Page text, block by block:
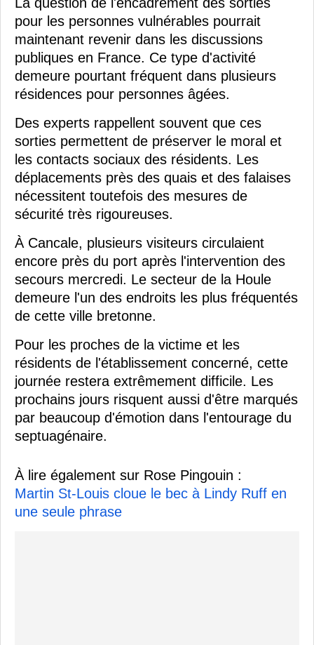
pour les personnes vulnérables pourrait
maintenant revenir dans les discussions
publiques en France. Ce type d'activité
demeure pourtant fréquent dans plusieurs
résidences pour personnes âgées.
Des experts rappellent souvent que ces
sorties permettent de préserver le moral et
les contacts sociaux des résidents. Les
déplacements près des quais et des falaises
nécessitent toutefois des mesures de
sécurité très rigoureuses.
À Cancale, plusieurs visiteurs circulaient
encore près du port après l'intervention des
secours mercredi. Le secteur de la Houle
demeure l'un des endroits les plus fréquentés
de cette ville bretonne.
Pour les proches de la victime et les
résidents de l'établissement concerné, cette
journée restera extrêmement difficile. Les
prochains jours risquent aussi d'être marqués
par beaucoup d'émotion dans l'entourage du
septuagénaire.
À lire également sur Rose Pingouin :
Martin St-Louis cloue le bec à Lindy Ruff en
une seule phrase